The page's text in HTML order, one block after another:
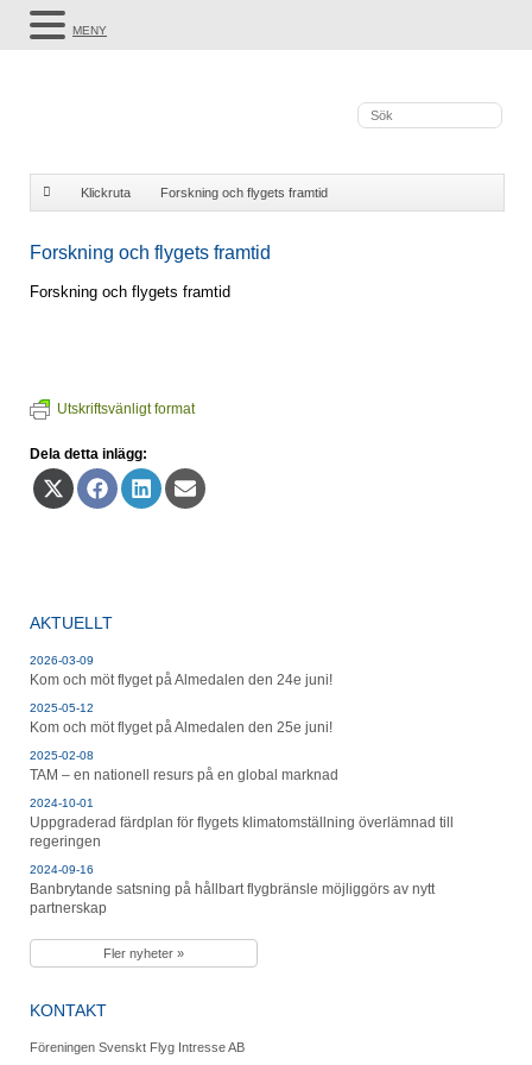
Klickruta Forskning och flygets framtid
Forskning och flygets framtid
Forskning och flygets framtid
Utskriftsvänligt format
Dela detta inlägg:
Dela
på
Dela
på
Dela
på
Dela
på
AKTUELLT
2026-03-09
Kom och möt flyget på Almedalen den 24e juni!
2025-05-12
Kom och möt flyget på Almedalen den 25e juni!
2025-02-08
TAM – en nationell resurs på en global marknad
2024-10-01
Uppgraderad färdplan för flygets klimatomställning överlämnad till
regeringen
2024-09-16
Banbrytande satsning på hållbart flygbränsle möjliggörs av nytt
partnerskap
Fler nyheter »
KONTAKT
Föreningen Svenskt Flyg Intresse AB
MENY